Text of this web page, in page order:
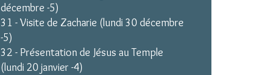
décembre -5)
31 - Visite de Zacharie (lundi 30 décembre
-5)
32 - Présentation de Jésus au Temple
(lundi 20 janvier -4)